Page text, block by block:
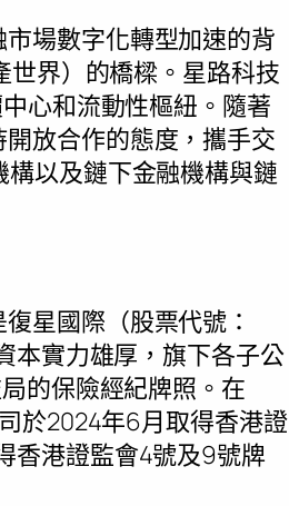
場數字化轉型加速的背
界）的橋樑。星路科技
心和流動性樞紐。隨著
放合作的態度，攜手交
以及鏈下金融機構與鏈
星國際（股票代號：
本實力雄厚，旗下各子公
的保險經紀牌照。在
於2024年6月取得香港證
香港證監會4號及9號牌